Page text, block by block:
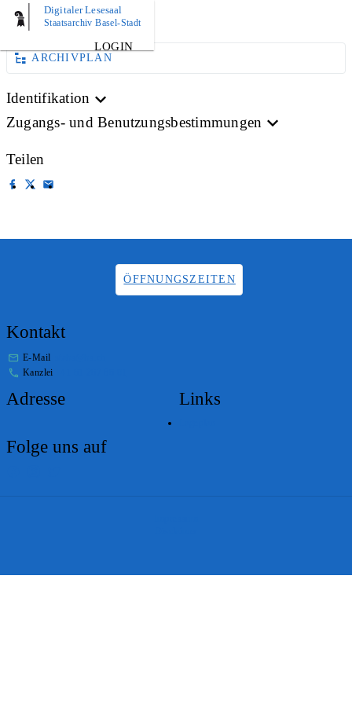
Digitaler Lesesaal
Staatsarchiv Basel-Stadt
LOGIN
AKTE
ARCHIVPLAN
Identifikation
Zugangs- und Benutzungsbestimmungen
Teilen
ÖFFNUNGSZEITEN
Kontakt
E-Mail
Kanzlei
Adresse Links
Folge uns auf